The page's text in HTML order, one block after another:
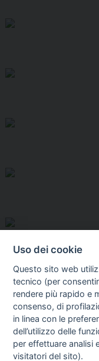
I libri
Uso dei cookie
Questo sito web
tecnico (per
rendere più rapido e
consenso, di
in linea con le
dell’utilizzo delle
per effettuare analisi
visitatori del sito).